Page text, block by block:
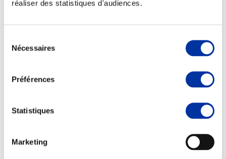
réaliser des statistiques d'audiences.
Nécessaires
Préférences
Statistiques
Marketing
Partenaire Climat